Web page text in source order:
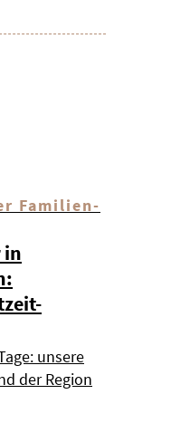
Familien-
in
unsere
der Region